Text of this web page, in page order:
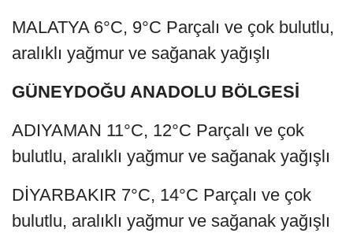
MALATYA 6°C, 9°C Parçalı ve çok bulutlu,
aralıklı yağmur ve sağanak yağışlı
GÜNEYDOĞU ANADOLU BÖLGESİ
ADIYAMAN 11°C, 12°C Parçalı ve çok
bulutlu, aralıklı yağmur ve sağanak yağışlı
DİYARBAKIR 7°C, 14°C Parçalı ve çok
bulutlu, aralıklı yağmur ve sağanak yağışlı